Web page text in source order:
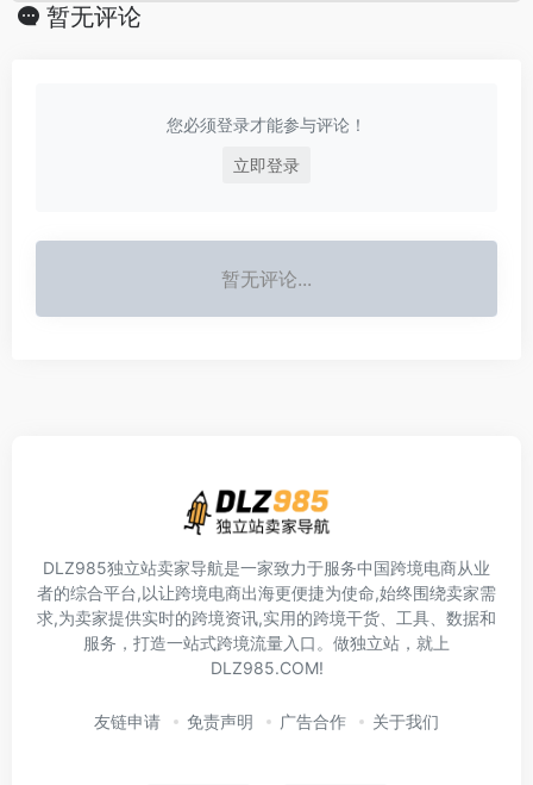
暂无评论
您必须登录才能参与评论！
立即登录
暂无评论...
DLZ985独立站卖家导航是一家致力于服务中国跨境电商从业
者的综合平台,以让跨境电商出海更便捷为使命,始终围绕卖家需
求,为卖家提供实时的跨境资讯,实用的跨境干货、工具、数据和
服务，打造一站式跨境流量入口。做独立站，就上
DLZ985.COM!
友链申请 免责声明 广告合作 关于我们